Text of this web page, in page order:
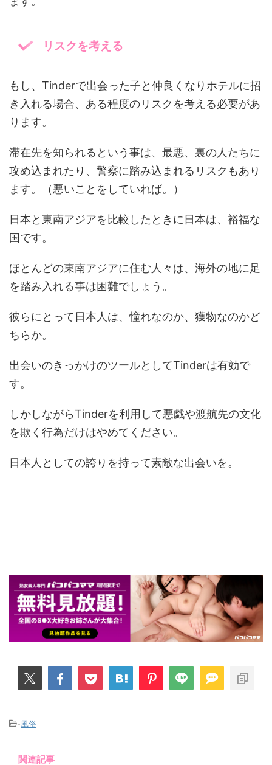
リスクを考える
もし、Tinderで出会った子と仲良くなりホテルに招
き入れる場合、ある程度のリスクを考える必要があ
ります。
滞在先を知られるという事は、最悪、裏の人たちに
攻め込まれたり、警察に踏み込まれるリスクもあり
ます。（悪いことをしていれば。）
日本と東南アジアを比較したときに日本は、裕福な
国です。
ほとんどの東南アジアに住む人々は、海外の地に足
を踏み入れる事は困難でしょう。
彼らにとって日本人は、憧れなのか、獲物なのかど
ちらか。
出会いのきっかけのツールとしてTinderは有効で
す。
しかしながらTinderを利用して悪戯や渡航先の文化
を欺く行為だけはやめてください。
日本人としての誇りを持って素敵な出会いを。
-風俗
関連記事